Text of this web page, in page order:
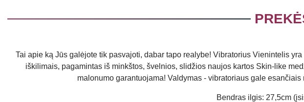
Tai apie ką Jūs galėjote tik pasvajoti, dabar tapo realybe! Vibratorius Vienintelis
iškilimais, pagamintas iš minkštos, švelnios, slidžios naujos kartos Skin-like
malonumo garantuojama! Valdymas - vibratoriaus gale
Bendras ilgis: 27,5cm